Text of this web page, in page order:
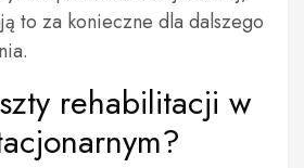
to za konieczne dla dalszego
rehabilitacji w